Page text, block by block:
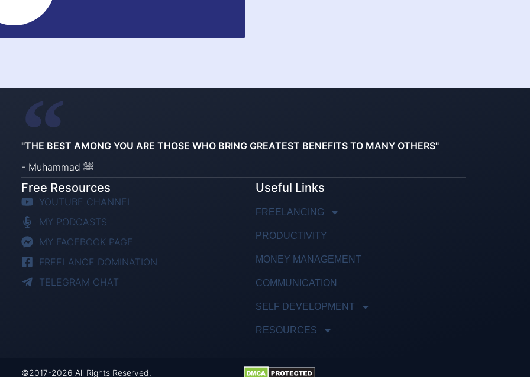
"THE BEST AMONG YOU ARE THOSE WHO BRING GREATEST BENEFITS TO MANY OTHERS"
- Muhammad ﷺ
Free Resources
YOUTUBE CHANNEL
MY PODCASTS
MY FACEBOOK PAGE
FREELANCE DOMINATION
TELEGRAM CHAT
Useful Links
FREELANCING
PRODUCTIVITY
MONEY MANAGEMENT
COMMUNICATION
SELF DEVELOPMENT
RESOURCES
©2017-2026 All Rights Reserved.